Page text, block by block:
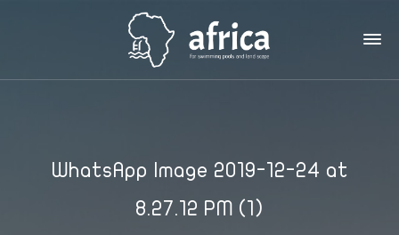
WhatsApp Image 2019-12-24 at
8.27.12 PM (1)